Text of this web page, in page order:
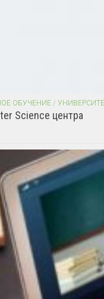
ОБУЧЕНИЕ /
Science центра